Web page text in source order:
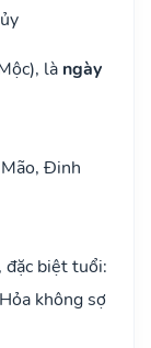
là ngày
Đinh
đặc biệt tuổi:
không sợ